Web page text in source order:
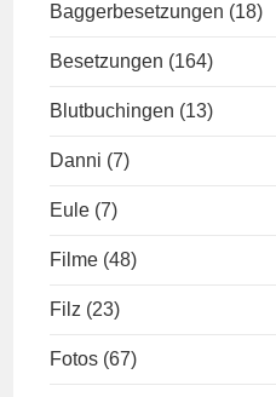
Baggerbesetzungen (18)
Besetzungen (164)
Blutbuchingen (13)
Danni (7)
Eule (7)
Filme (48)
Filz (23)
Fotos (67)